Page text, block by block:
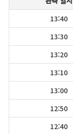
13:40
13:30
13:20
13:10
13:00
12:50
12:40